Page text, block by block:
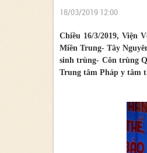
18/03/2019 12:00
Chiều 16/3/2019, Viện
Miền Trung- Tây
sinh trùng- Côn trùng
Trung tâm Pháp y tâm